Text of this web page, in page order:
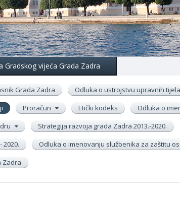
Gradskog vijeća Grada Zadra
Grada Zadra Odluka o ustrojstvu upravnih
Proračun Etički kodeks
Odluka o
Strategija razvoja grada Zadra 2013.-2020.
2020.
Odluka o imenovanju službenika za zaštitu
Zadra